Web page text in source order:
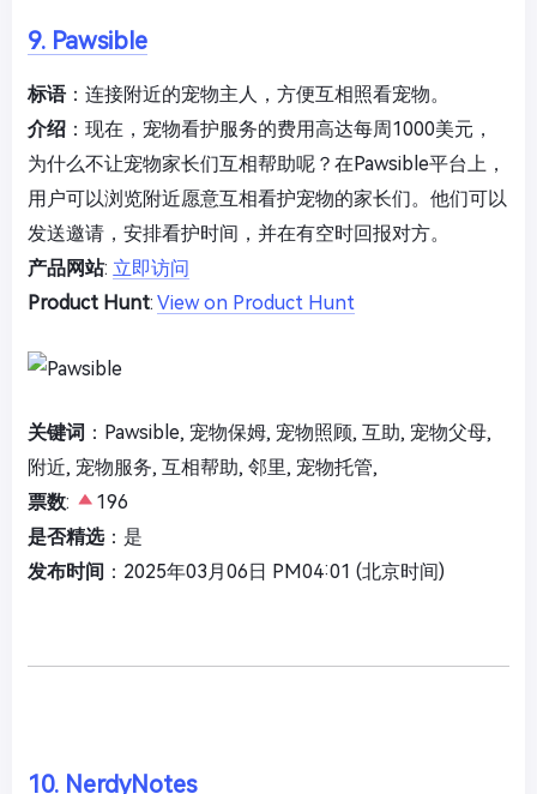
9. Pawsible
标语：连接附近的宠物主人，方便互相照看宠物。
介绍 ：现在，宠物看护服务的费用高达每周1000美元，
为什么不让宠物家长们互相帮助呢？在Pawsible平台上，
用户可以浏览附近愿意互相看护宠物的家长们。他们可以
发送邀请，安排看护时间，并在有空时回报对方。
产品网站: 立即访问
Product Hunt: View on Product Hunt
关键词 ：Pawsible, 宠物保姆, 宠物照顾, 互助, 宠物父母,
附近, 宠物服务, 互相帮助, 邻里, 宠物托管,
票数:
196
是否精选：是
发布时间 ：2025年03月06日 PM04:01 (北京时间)
10. NerdyNotes